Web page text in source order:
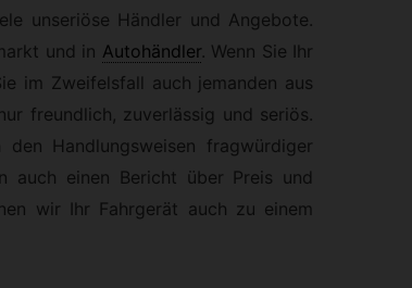
unseriöse Händler und Angebote.
und in Autohändler. Wenn Sie Ihr
im Zweifelsfall auch jemanden aus
freundlich, zuverlässig und seriös.
Handlungsweisen fragwürdiger
auch einen Bericht über Preis und
wir Ihr Fahrgerät auch zu einem